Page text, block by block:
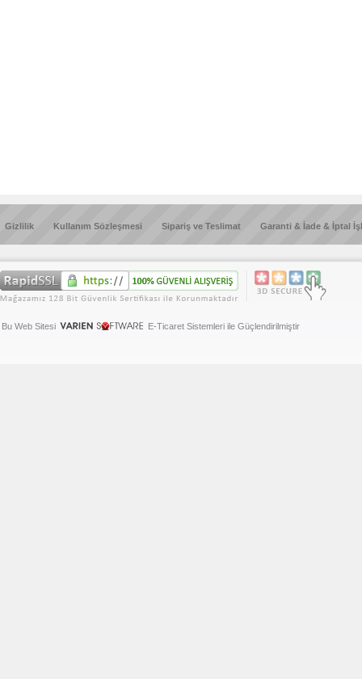
Gizlilik Kullanım Sözleşmesi Sipariş ve Teslimat Garanti & İade & İptal
Bu Web Sitesi E-Ticaret Sistemleri ile Güçlendirilmiştir